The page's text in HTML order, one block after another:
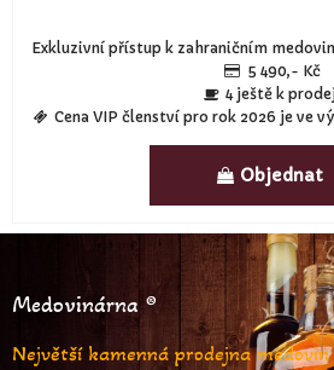
5 490,- Kč
4 ještě k
Cena VIP členství pro rok 2026 je ve výši 5 490,- Kč (4 490,- pro
Objednat
Medovinárna ®
Největší kamenná prodejna